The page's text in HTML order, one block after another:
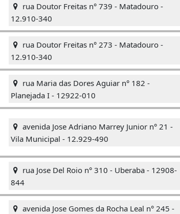
rua Doutor Freitas n° 739 - Matadouro -
12.910-340
rua Doutor Freitas n° 273 - Matadouro -
12.910-340
rua Maria das Dores Aguiar n° 182 -
Planejada I - 12922-010
avenida Jose Adriano Marrey Junior n° 21 -
Vila Municipal - 12.929-490
rua Jose Del Roio n° 310 - Uberaba - 12908-
844
avenida Jose Gomes da Rocha Leal n° 245 -